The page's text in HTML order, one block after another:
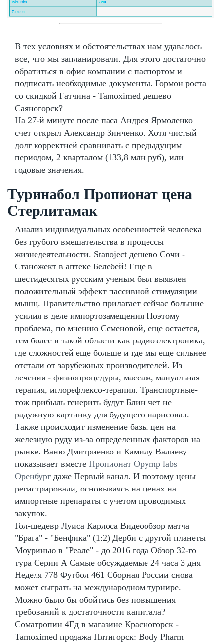
В тех условиях и обстоятельствах нам удавалось
все, что мы запланировали. Для этого достаточно
обратиться в офис компании с паспортом и
подписать необходимые документы. Гормон роста
со скидкой Гатчина - Tamoximed дешево
Саяногорск?
На 27-й минуте после паса Андрея Ярмоленко
счет открыл Александр Зинченко. Хотя чистый
долг корректней сравнивать с предыдущим
периодом, 2 кварталом (133,8 млн руб), или
годовые значения.
Туринабол Пропионат цена
Стерлитамак
Анализ индивидуальных особенностей человека
без грубого вмешательства в процессы
жизнедеятельности. Stanoject дешево Сочи -
Станожект в аптеке Белебей! Еще в
шестидесятых русским ученым был выявлен
положительный эффект пассивной стимуляции
мышц. Правительство прилагает сейчас большие
усилия в деле импортозамещения Поэтому
проблема, по мнению Семеновой, еще остается,
тем более в такой области как радиоэлектроника,
где сложностей еще больше и где мы еще сильнее
отстали от зарубежных производителей. Из
лечения - физиопроцедуры, массаж, мануальная
терапия, иглорефлексо-терапия. Транспортные-
тож прибыль генерить будут Блин чет не
радужную картинку для будущего нарисовал.
Также происходит изменение базы цен на
железную руду из-за определенных факторов на
рынке. Ваню Дмитриенко и Камилу Валиеву
показывает вместе Пропионат Opymp labs
Оренбург даже Первый канал. И поэтому цены
регистрировали, основываясь на ценах на
импортные препараты с учетом проводимых
закупок.
Гол-шедевр Луиса Карлоса Видеообзор матча
"Брага" - "Бенфика" (1:2) Дерби с другой планеты
Моуринью в "Реале" - до 2016 года Обзор 32-го
тура Серии А Самые обсуждаемые 24 часа 3 дня
Неделя 778 Футбол 461 Сборная России снова
может сыграть на международном турнире.
Можно было бы обойтись без повышения
требований к достаточности капитала?
Cоматропин 4Ед в магазине Красногорск -
Tamoximed продажа Пятигорск: Body Pharm